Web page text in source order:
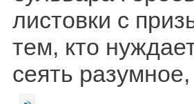
листовки с
тем, кто
сеять